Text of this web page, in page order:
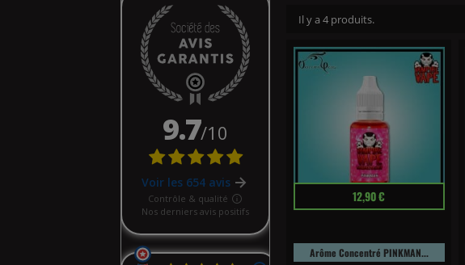
Il y a 4 produits.
Prix 12,90 €
Arôme Concentré PINKMAN...